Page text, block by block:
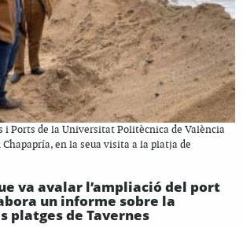
i Ports de la Universitat Politècnica de València
en la seua visita a la platja de
va avalar l’ampliació del port
un informe sobre la
platges de Tavernes